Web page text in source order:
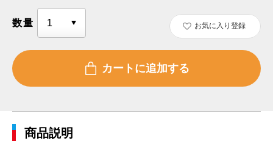
数量 お気に入り登録
商品説明